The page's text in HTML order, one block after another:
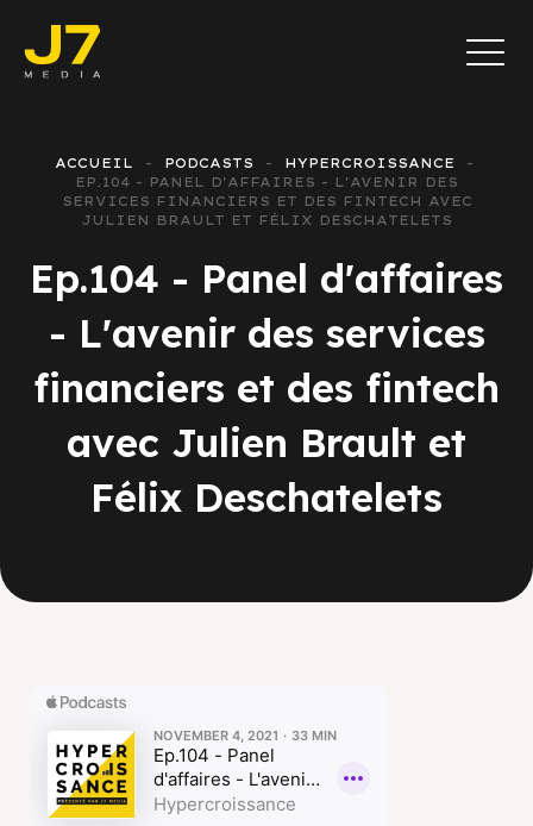
ACCUEIL PODCASTS
HYPERCROISSANCE
EP.104 - PANEL D'AFFAIRES - L'AVENIR DES
SERVICES FINANCIERS ET DES FINTECH AVEC
JULIEN BRAULT ET FÉLIX DESCHATELETS
Ep.104 - Panel d'affaires
- L'avenir des services
financiers et des fintech
avec Julien Brault et
Félix Deschatelets